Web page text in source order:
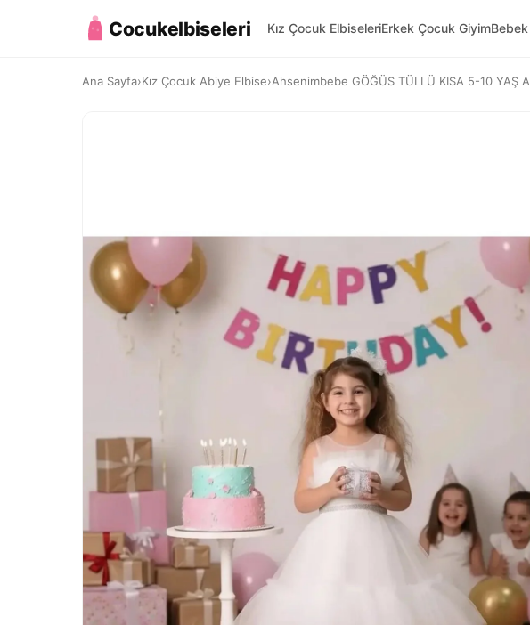
Cocukelbiseleri Kız Çocuk ElbiseleriErkek Çocuk GiyimBebek
Ana Sayfa›Kız Çocuk Abiye Elbise›Ahsenimbebe GÖĞÜS TÜLLÜ KISA 5-10 YAŞ